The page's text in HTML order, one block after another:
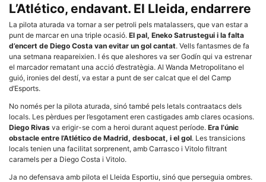
L’Atlético, endavant. El Lleida, endarrere
La pilota aturada va tornar a ser petroli pels matalassers, que van estar a
punt de marcar en una triple ocasió. El pal, Eneko Satrustegui i la falta
d’encert de Diego Costa van evitar un gol cantat. Vells fantasmes de fa
una setmana reapareixien. I és que aleshores va ser Godín qui va estrenar
el marcador rematant una acció d’estratègia. Al Wanda Metropolitano el
guió, ironies del destí, va estar a punt de ser calcat que el del Camp
d’Esports.
No només per la pilota aturada, sinó també pels letals contraatacs dels
locals. Les pèrdues per l’esgotament eren castigades amb clares ocasions.
Diego Rivas va erigir-se com a heroi durant aquest període. Era l’únic
obstacle entre l’Atlético de Madrid, desbocat, i el gol. Les transicions
locals tenien una facilitat sorprenent, amb Carrasco i Vitolo filtrant
caramels per a Diego Costa i Vitolo.
Ja no defensava amb pilota el Lleida Esportiu, sinó que perseguia ombres.
Alguns
components
tècnics del
nostre lloc web
emmagatzemen
dades en el seu
dispositiu que
permeten que el
lloc funcioni tan
rebutja
aquestes
cookies
algunes
funcionalitats
desapareixeran